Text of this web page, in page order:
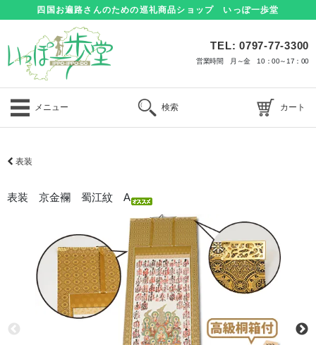
四国お遍路さんのための巡礼商品ショップ いっぽ一歩堂
TEL: 0797-77-3300
営業時間 月～金 10：00～17：00
メニュー 検索 カート
表装
表装 京金襴 蜀江紋 A